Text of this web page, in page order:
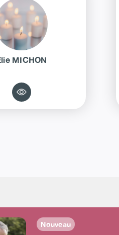
MICHON
Nouveau